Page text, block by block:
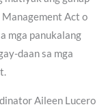
Management Act o
mga panukalang
daan sa mga
Aileen Lucero